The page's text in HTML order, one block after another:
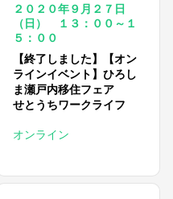
２０２０年９月２７日
（日） １３：００～１
５：００
【終了しました】【オン
ラインイベント】ひろし
ま瀬戸内移住フェア
せとうちワークライフ
オンライン